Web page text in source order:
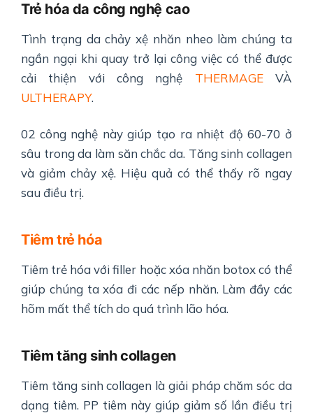
Trẻ hóa da công nghệ cao
Tình trạng da chảy xệ nhăn nheo làm chúng ta
ngần ngại khi quay trở lại công việc có thể được
cải thiện với công nghệ THERMAGEVÀ
ULTHERAPY.
02 công nghệ này giúp tạo ra nhiệt độ 60-70 ở
sâu trong da làm săn chắc da. Tăng sinh collagen
và giảm chảy xệ. Hiệu quả có thể thấy rõ ngay
sau điều trị.
Tiêm trẻ hóa
Tiêm trẻ hóa với filler hoặc xóa nhăn botox có thể
giúp chúng ta xóa đi các nếp nhăn. Làm đầy các
hõm mất thể tích do quá trình lão hóa.
Tiêm tăng sinh collagen
Tiêm tăng sinh collagen là giải pháp chăm sóc da
dạng tiêm. PP tiêm này giúp giảm số lần điều trị